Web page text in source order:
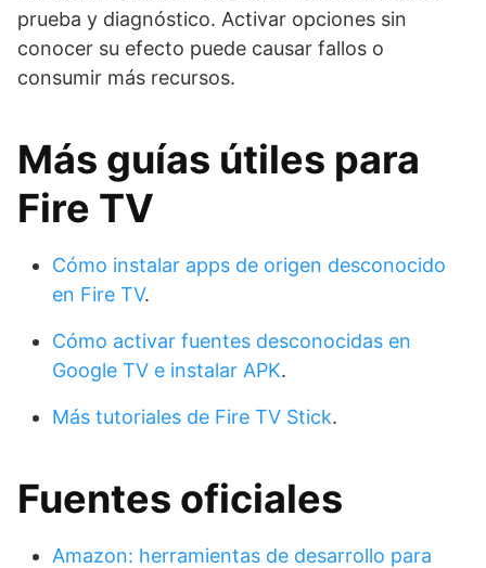
prueba y diagnóstico. Activar opciones sin
conocer su efecto puede causar fallos o
consumir más recursos.
Más guías útiles para
Fire TV
Cómo instalar apps de origen desconocido
en Fire TV.
Cómo activar fuentes desconocidas en
Google TV e instalar APK.
Más tutoriales de Fire TV Stick.
Fuentes oficiales
Amazon: herramientas de desarrollo para